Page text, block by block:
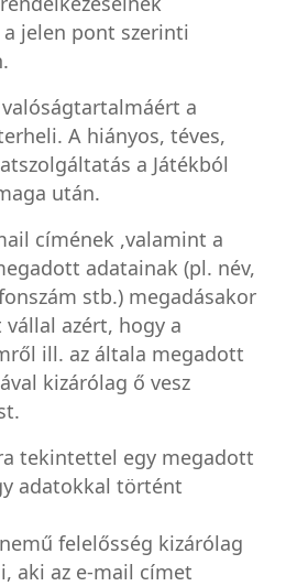
jelen pont szerinti
a
A hiányos, téves,
a Játékból
után.
címének ,valamint a
adatainak (pl. név,
stb.) megadásakor
azért, hogy a
ill. az általa megadott
kizárólag ő vesz
tekintettel egy megadott
adatokkal történt
felelősség kizárólag
aki az e-mail címet